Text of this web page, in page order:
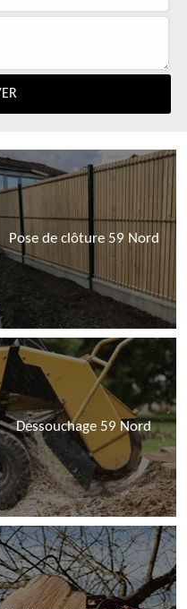
Pose de clôture 59 Nord
Dessouchage 59 Nord